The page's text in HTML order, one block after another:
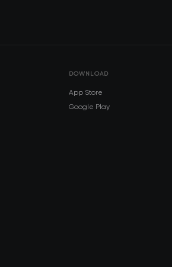
DOWNLOAD
App Store
Google Play